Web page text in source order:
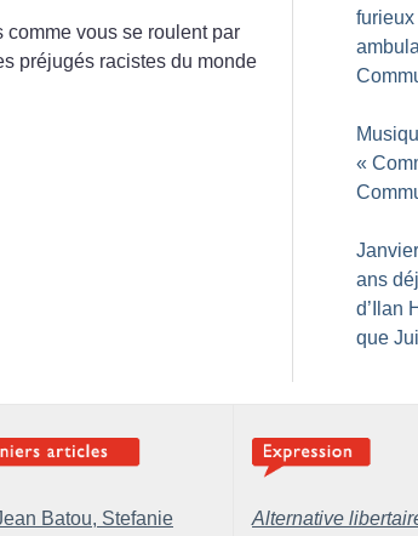
comme vous se roulent par
préjugés racistes du monde
furieux
«
ans
d’Ilan
que
Batou, Stefanie
Alternative